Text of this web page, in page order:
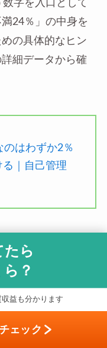
字を入口として
24％」の中身を
の具体的なヒン
細データから確
のはわずか2％
｜自己管理
わずか2％
行っている方101
た。調査期間は
経営の満足度を
たら
？
益も分かります
ェック